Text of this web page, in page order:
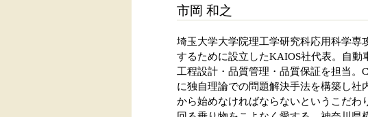
市岡 和之
埼玉大学大学院理工学研究科応用科学専
するために設立したKAIOS社代表。自動
工程設計・品質管理・品質保証を担当
に独自理論での問題解決手法を構築し社
から始めなければならないというこだわ